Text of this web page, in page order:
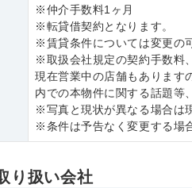
※仲介手数料1ヶ月
※転貸借契約となります。
※賃貸条件については変更の
※取扱会社規定の契約手数料
現在営業中の店舗もあります
内での本物件に関する話題
※写真と現状が異なる場合は
※条件は予告なく変更す
り扱い会社